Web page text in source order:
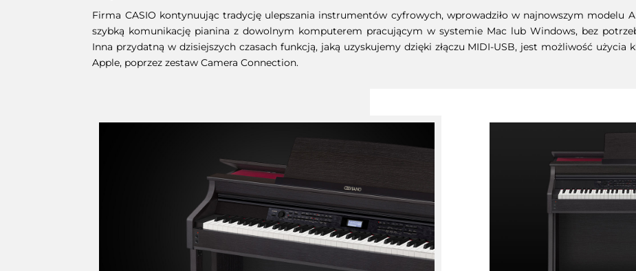
Firma CASIO kontynuując tradycję ulepszania instrumentów cyfrowych, wprowadziło w najnowszym modelu
szybką komunikację pianina z dowolnym komputerem pracującym w systemie Mac lub Windows, bez
Inna przydatną w dzisiejszych czasach funkcją, jaką uzyskujemy dzięki złączu MIDI-USB, jest możliwość
Apple, poprzez zestaw Camera Connection.